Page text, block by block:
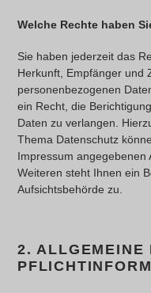
Welche Rechte haben
Sie haben jederzeit das
Herkunft, Empfänger und
personenbezogenen
ein Recht, die
Daten zu verlangen.
Thema Datenschutz
Impressum angegebenen
Weiteren steht Ihnen ein
Aufsichtsbehörde zu.
2. ALLGEMEINE